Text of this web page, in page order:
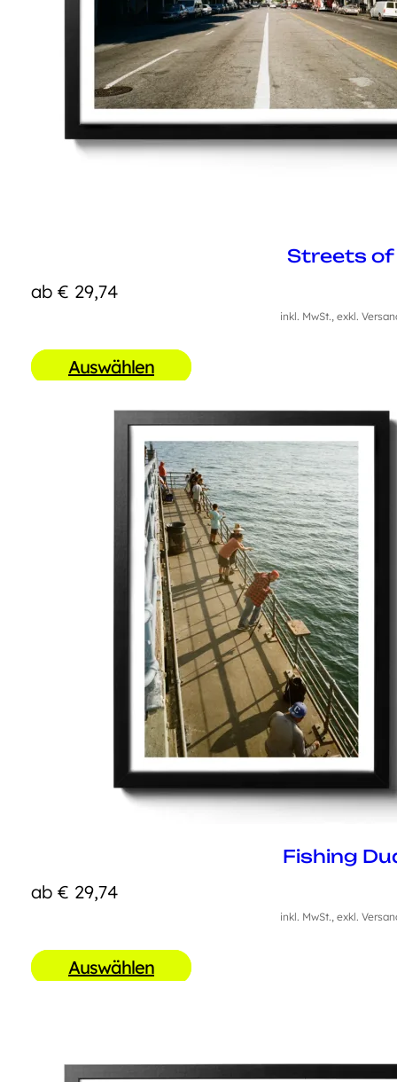
Streets of
ab € 29,74
inkl. MwSt., exkl.
Auswählen
Fishing
ab € 29,74
inkl. MwSt., exkl.
Auswählen